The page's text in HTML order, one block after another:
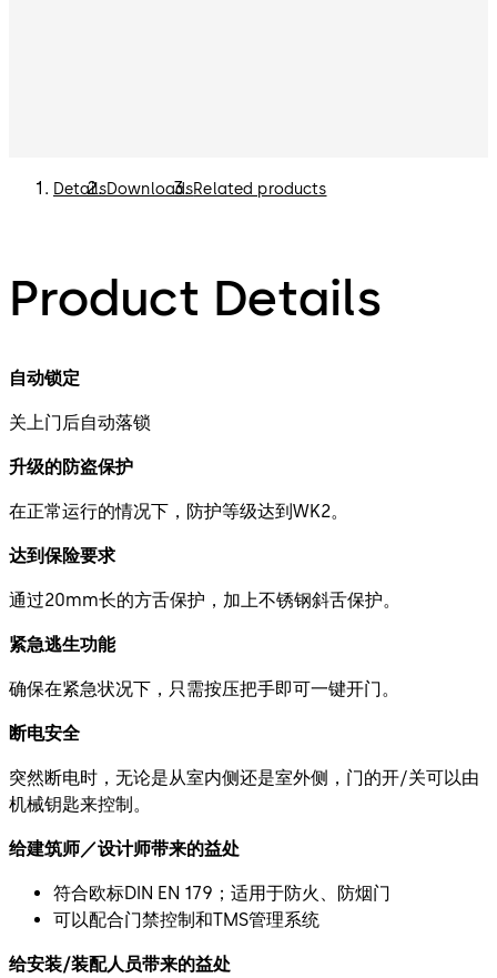
DetailsDownloadsRelated products
Product Details
自动锁定
关上门后自动落锁
升级的防盗保护
在正常运行的情况下，防护等级达到WK2。
达到保险要求
通过20mm长的方舌保护，加上不锈钢斜舌保护。
紧急逃生功能
确保在紧急状况下，只需按压把手即可一键开门。
断电安全
突然断电时，无论是从室内侧还是室外侧，门的开/关可以由
机械钥匙来控制。
给建筑师／设计师带来的益处
符合欧标DIN EN 179；适用于防火、防烟门
可以配合门禁控制和TMS管理系统
给安装/装配人员带来的益处